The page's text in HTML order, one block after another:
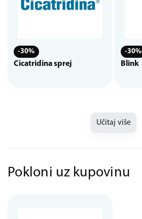
-30%
Cicatridina sprej
-30%
Blink
Učitaj više
Pokloni uz kupovinu